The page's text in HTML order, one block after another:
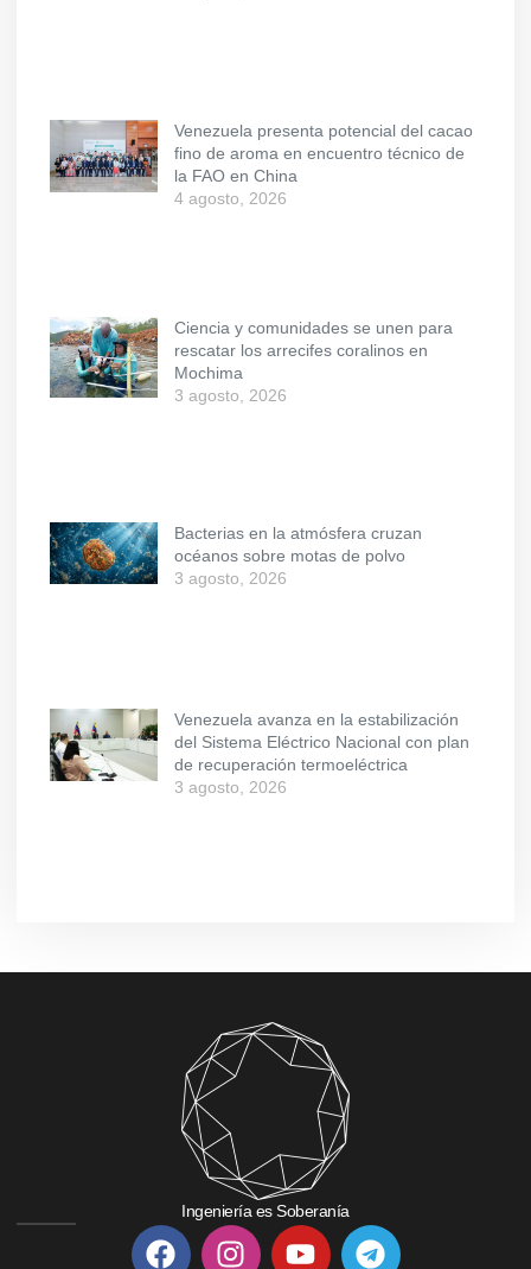
Venezuela presenta potencial del cacao
fino de aroma en encuentro técnico de
la FAO en China
4 agosto, 2026
Ciencia y comunidades se unen para
rescatar los arrecifes coralinos en
Mochima
3 agosto, 2026
Bacterias en la atmósfera cruzan
océanos sobre motas de polvo
3 agosto, 2026
Venezuela avanza en la estabilización
del Sistema Eléctrico Nacional con plan
de recuperación termoeléctrica
3 agosto, 2026
Ingeniería es Soberanía